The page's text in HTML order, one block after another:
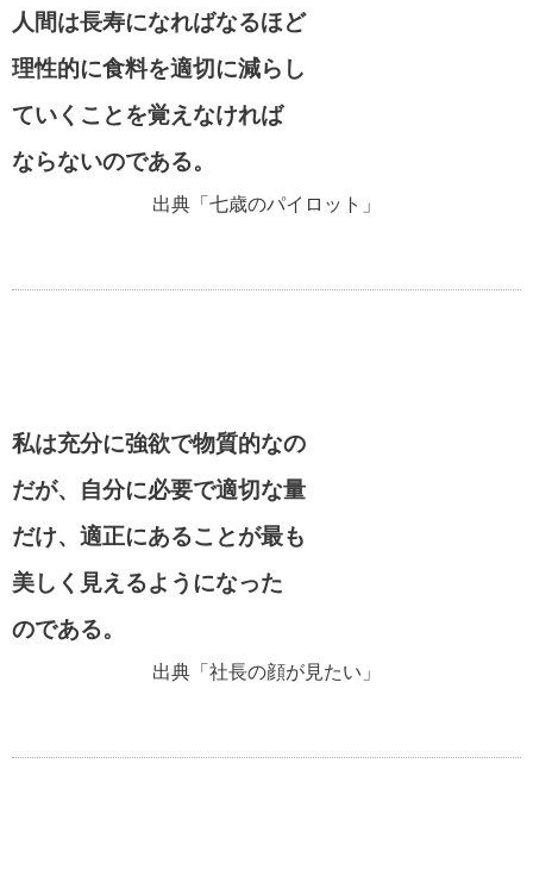
人間は長寿になればなるほど
理性的に食料を適切に減らし
ていくことを覚えなければ
ならないのである。
出典「七歳のパイロット」
私は充分に強欲で物質的なの
だが、自分に必要で適切な量
だけ、適正にあることが最も
美しく見えるようになった
のである。
出典「社長の顔が見たい」